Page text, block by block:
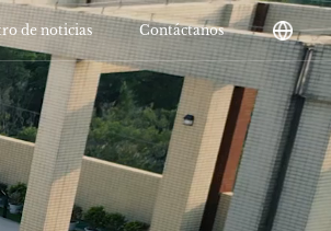
de noticias Contáctanos